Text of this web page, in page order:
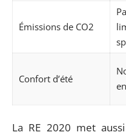
Émissions de CO2
Confort d’été
La RE 2020 met